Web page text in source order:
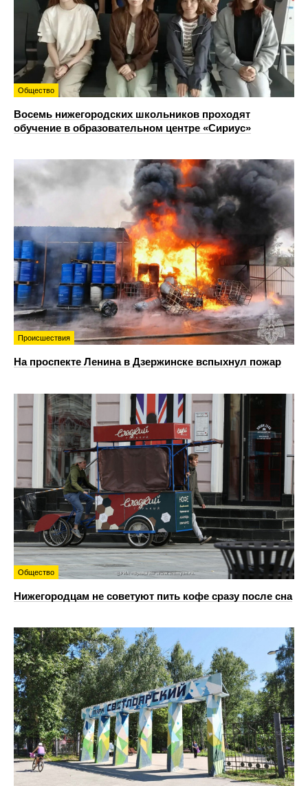
Общество
Восемь нижегородских школьников проходят
обучение в образовательном центре «Сириус»
Происшествия
На проспекте Ленина в Дзержинске вспыхнул пожар
Общество
Нижегородцам не советуют пить кофе сразу после сна